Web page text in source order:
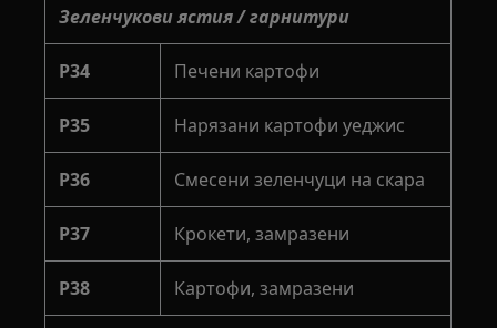
Зеленчукови ястия / гарнитури
P34 Печени картофи
P35 Нарязани картофи уеджис
P36 Смесени зеленчуци на скара
P37 Крокети, замразени
P38 Картофи, замразени